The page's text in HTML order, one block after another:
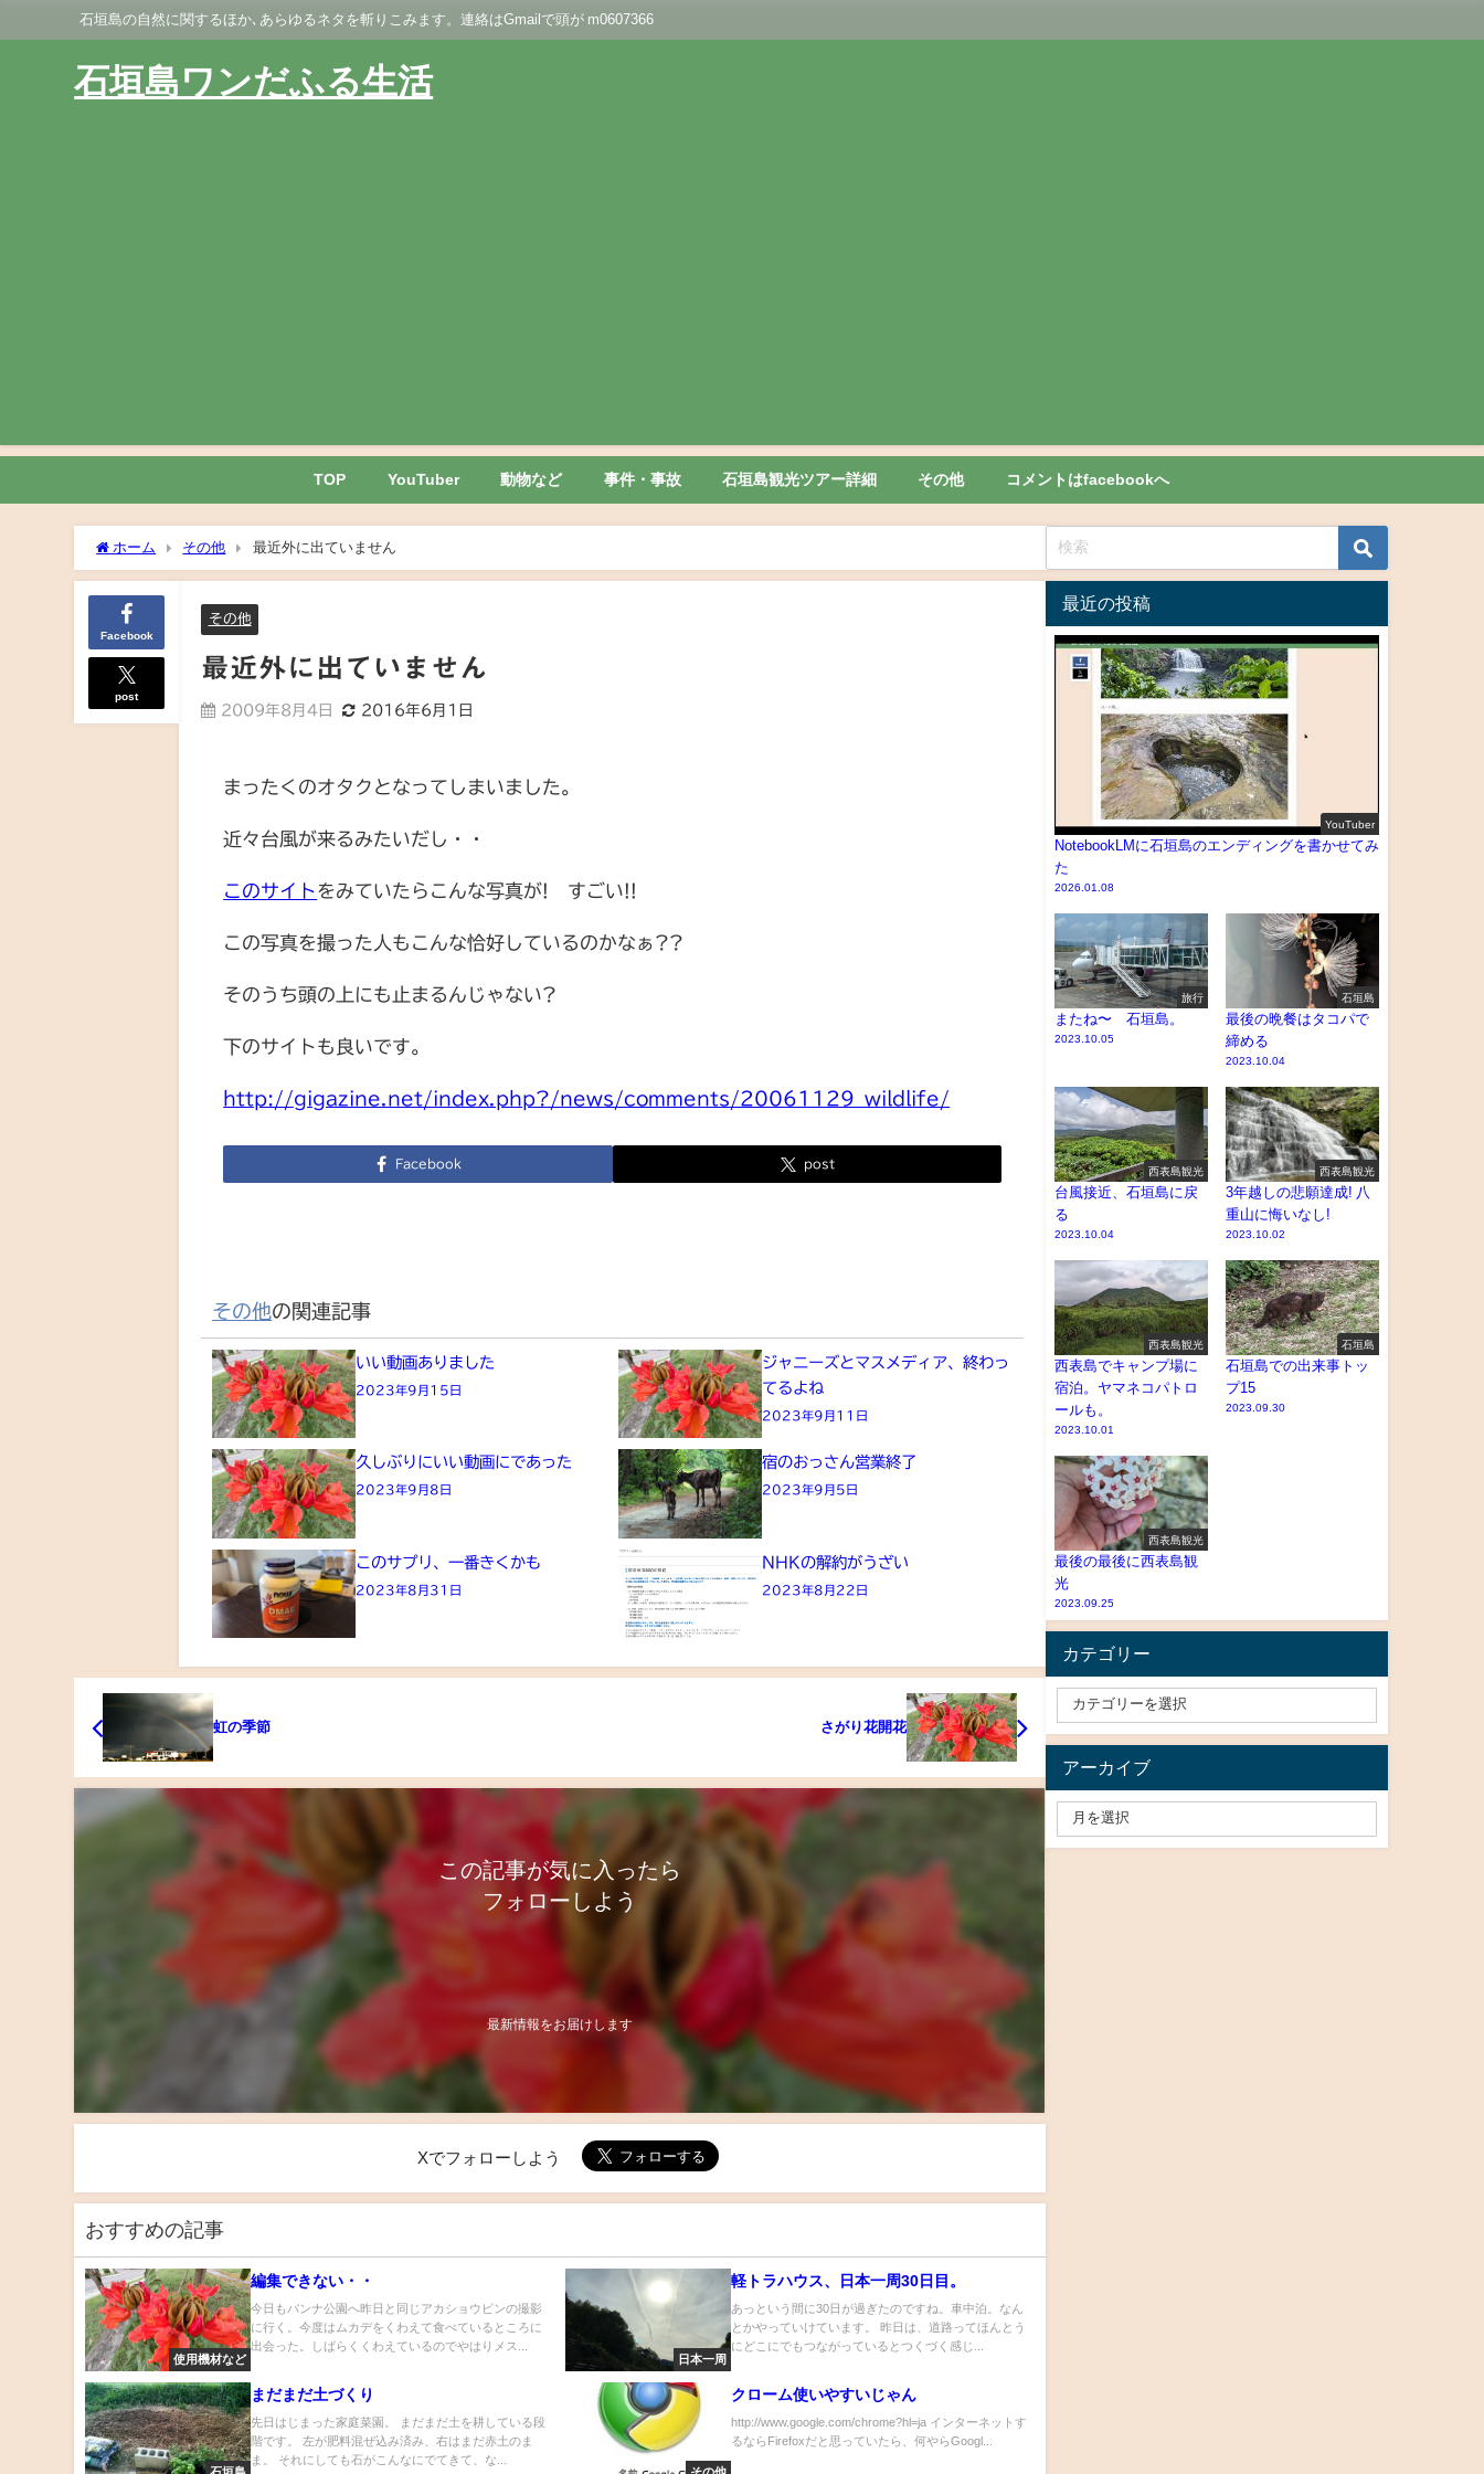
石垣島の自然に関するほか､あらゆるネタを斬りこみます。連絡はGmailで頭が m0607366
石垣島ワンだふる生活
TOP YouTuber 動物など 事件・事故 石垣島観光ツアー詳細 その他 コメントはfacebookへ
ホーム その他 最近外に出ていません
Facebook
post
その他
最近外に出ていません
2009年8月4日 2016年6月1日
まったくのオタクとなってしまいました。
近々台風が来るみたいだし・・
このサイトをみていたらこんな写真が! すごい!!
この写真を撮った人もこんな恰好しているのかなぁ??
そのうち頭の上にも止まるんじゃない?
下のサイトも良いです。
http://gigazine.net/index.php?/news/comments/20061129_wildlife/
Facebook post
その他の関連記事
いい動画ありました
2023年9月15日
ジャニーズとマスメディア、終わっ
てるよね
2023年9月11日
久しぶりにいい動画にであった
2023年9月8日
宿のおっさん営業終了
2023年9月5日
このサプリ、一番きくかも
2023年8月31日
NHKの解約がうざい
2023年8月22日
虹の季節 さがり花開花
この記事が気に入ったら
フォローしよう
最新情報をお届けします
Xでフォローしよう
おすすめの記事
使用機材など
編集できない・・
今日もバンナ公園へ昨日と同じアカショウビンの撮影
に行く。今度はムカデをくわえて食べているところに
出会った。しばらくくわえているのでやはりメス...
日本一周
軽トラハウス、日本一周30日目。
あっという間に30日が過ぎたのですね。車中泊。なん
とかやっていけています。 昨日は、道路ってほんとう
にどこにでもつながっているとつくづく感じ...
まだまだ土づくり
先日はじまった家庭菜園。 まだまだ土を耕している段
階です。 左が肥料混ぜ込み済み、右はまだ赤土のま
ま。 それにしても石がこんなにでてきて、な...
クローム使いやすいじゃん
http://www.google.com/chrome?hl=ja インターネットす
るならFirefoxだと思っていたら、何やらGoogl...
最近の投稿
YouTuber
NotebookLMに石垣島のエンディングを書かせてみ
た
2026.01.08
旅行
またね〜 石垣島。
2023.10.05
石垣島
最後の晩餐はタコパで
締める
2023.10.04
西表島観光
台風接近、石垣島に戻
る
2023.10.04
西表島観光
3年越しの悲願達成! 八
重山に悔いなし!
2023.10.02
西表島観光
西表島でキャンプ場に
宿泊。ヤマネコパトロ
ールも。
2023.10.01
石垣島
石垣島での出来事トッ
プ15
2023.09.30
西表島観光
最後の最後に西表島観
光
2023.09.25
カテゴリー
アーカイブ